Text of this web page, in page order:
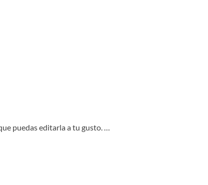
puedas editarla a tu gusto. …